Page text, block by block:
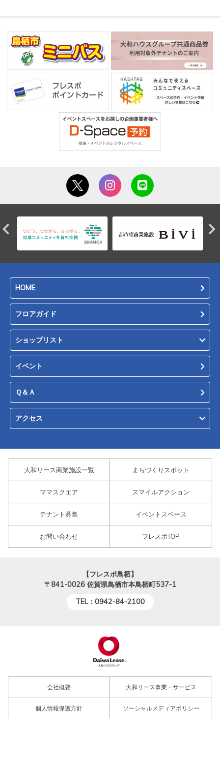
HOME
フロアガイド
ショップリスト
イベント
Ｑ＆Ａ
アクセス
大和リース商業施設一覧 まちづくりスポット
ママスクエア スマイルアクション
テナント募集 イベントスペース
お問い合わせ フレスポTOP
【フレスポ鳥栖】
〒841-0026 佐賀県鳥栖市本鳥栖町537-1
TEL：0942-84-2100
会社概要 大和リース事業・サービス
個人情報保護方針 ソーシャルメディアポリシー